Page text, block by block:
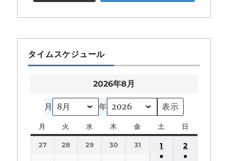
タイムスケジュール
2026年8月
月 年
月
曜
日
火
曜
日
水
曜
日
木
曜
日
金
曜
土
曜
日
曜
27 28 29 30 31
1
●
2
●